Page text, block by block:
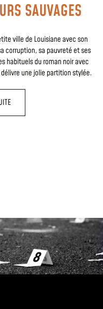
SAUVAGES
ville de Louisiane avec son
corruption, sa pauvreté et ses
habituels du roman noir avec
une jolie partition stylée.